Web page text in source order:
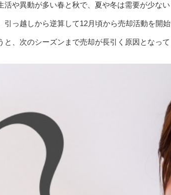
や異動が多い春と秋で、夏や冬は需要が少ない
っ越しから逆算して12月頃から売却活動を開
、次のシーズンまで売却が長引く原因となっ